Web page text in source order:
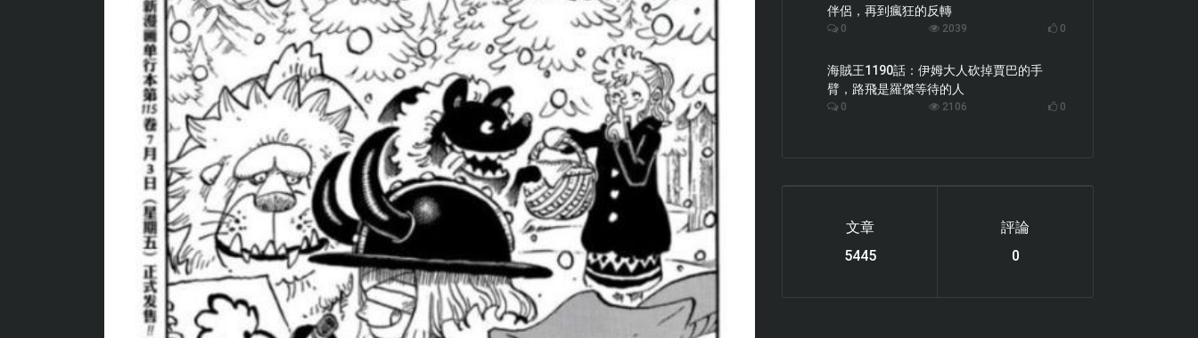
伴侶，再到瘋狂的反轉
0 2039 0
海賊王1190話：伊姆大人砍掉賈巴的手
臂，路飛是羅傑等待的人
0 2106 0
文章
6119
評論
0